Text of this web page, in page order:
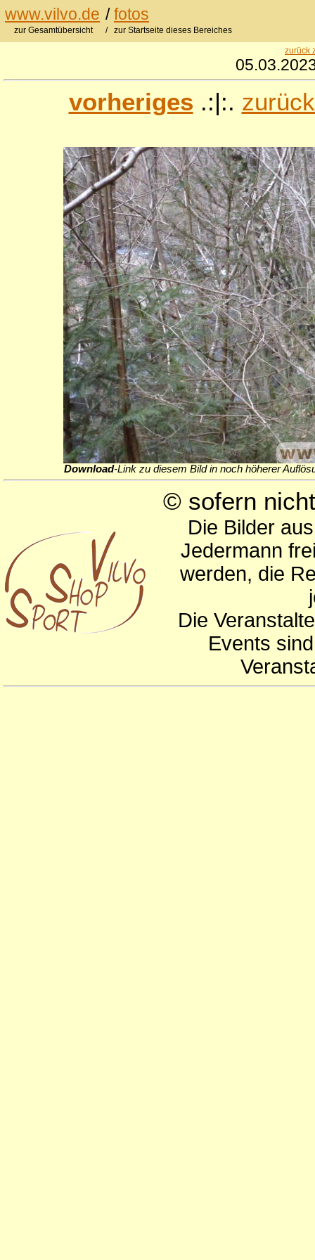
www.vilvo.de /fotos
zur Gesamtübersicht / zur Startseite dieses Bereiches
zurück
vorheriges .:|:.
Download-Link zu diesem Bild in noch höherer
© sofern
Die Bilder
Jedermann
werden, die
Die
Events